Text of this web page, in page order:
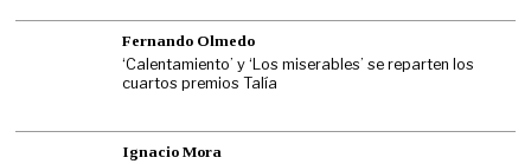
Fernando Olmedo
‘Calentamiento’ y ‘Los miserables’ se reparten los
cuartos premios Talía
Ignacio Mora